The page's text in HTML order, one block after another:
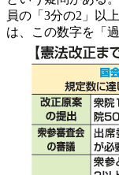
員の「3分の2」以
は、この数字を「